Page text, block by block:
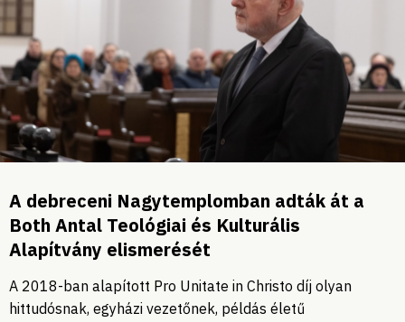
A debreceni Nagytemplomban adták át a
Both Antal Teológiai és Kulturális
Alapítvány elismerését
A 2018-ban alapított Pro Unitate in Christo díj olyan
hittudósnak, egyházi vezetőnek, példás életű